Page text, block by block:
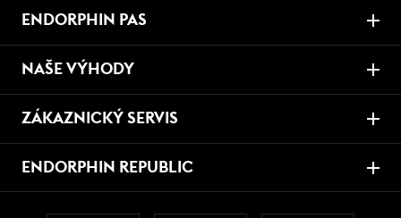
ENDORPHIN PAS
NAŠE VÝHODY
ZÁKAZNICKÝ SERVIS
ENDORPHIN REPUBLIC